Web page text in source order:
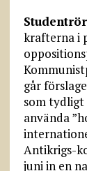
krafterna i
går
som
använda
Antikrigs-
juni in en